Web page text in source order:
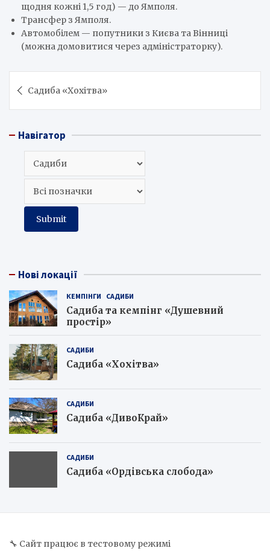
щодня кожні 1,5 год) — до Ямполя.
Трансфер з Ямполя.
Автомобілем — попутники з Києва та Вінниці
(можна домовитися через адміністраторку).
записів
Садиба «Хохітва»
Навігатор
Нові локації
КЕМПІНГИ САДИБИ
Садиба та кемпінг «Душевний
простір»
САДИБИ
Садиба «Хохітва»
САДИБИ
Садиба «ДивоКрай»
САДИБИ
Садиба «Ордівська слобода»
🔧 Сайт працює в тестовому режимі